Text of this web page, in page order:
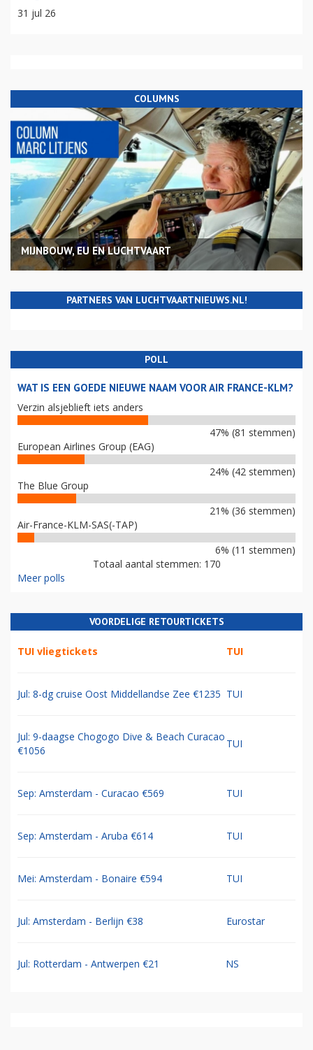
31 jul 26
COLUMNS
MIJNBOUW, EU EN LUCHTVAART
PARTNERS VAN LUCHTVAARTNIEUWS.NL!
POLL
WAT IS EEN GOEDE NIEUWE NAAM VOOR AIR FRANCE-KLM?
Verzin alsjeblieft iets anders
47% (81 stemmen)
European Airlines Group (EAG)
24% (42 stemmen)
The Blue Group
21% (36 stemmen)
Air-France-KLM-SAS(-TAP)
6% (11 stemmen)
Totaal aantal stemmen: 170
Meer polls
VOORDELIGE RETOURTICKETS
TUI vliegtickets TUI
Jul: 8-dg cruise Oost Middellandse Zee €1235 TUI
Jul: 9-daagse Chogogo Dive & Beach Curacao
€1056
TUI
Sep: Amsterdam - Curacao €569 TUI
Sep: Amsterdam - Aruba €614 TUI
Mei: Amsterdam - Bonaire €594 TUI
Jul: Amsterdam - Berlijn €38 Eurostar
Jul: Rotterdam - Antwerpen €21 NS